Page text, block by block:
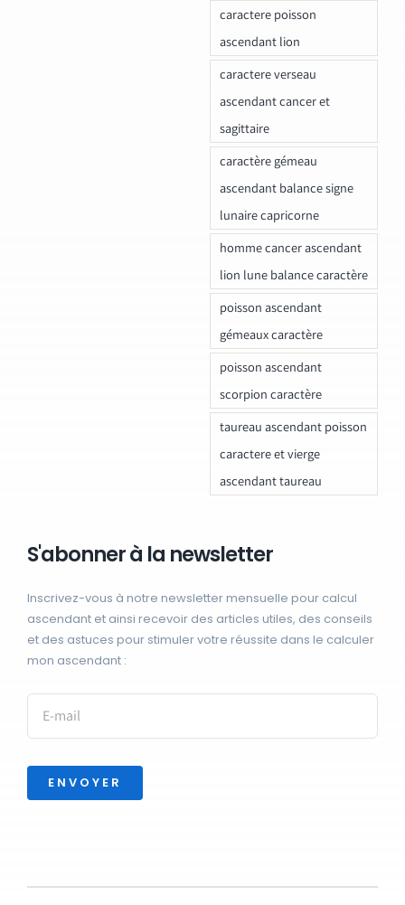
caractere poisson
ascendant lion
caractere verseau
ascendant cancer et
sagittaire
caractère gémeau
ascendant balance signe
lunaire capricorne
homme cancer ascendant
lion lune balance caractère
poisson ascendant
gémeaux caractère
poisson ascendant
scorpion caractère
taureau ascendant poisson
caractere et vierge
ascendant taureau
S'abonner à la newsletter
Inscrivez-vous à notre newsletter mensuelle pour calcul
ascendant et ainsi recevoir des articles utiles, des conseils
et des astuces pour stimuler votre réussite dans le calculer
mon ascendant :
ENVOYER